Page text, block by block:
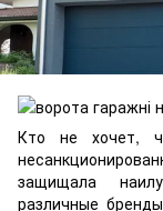
Кто не хочет,
защищала
различные